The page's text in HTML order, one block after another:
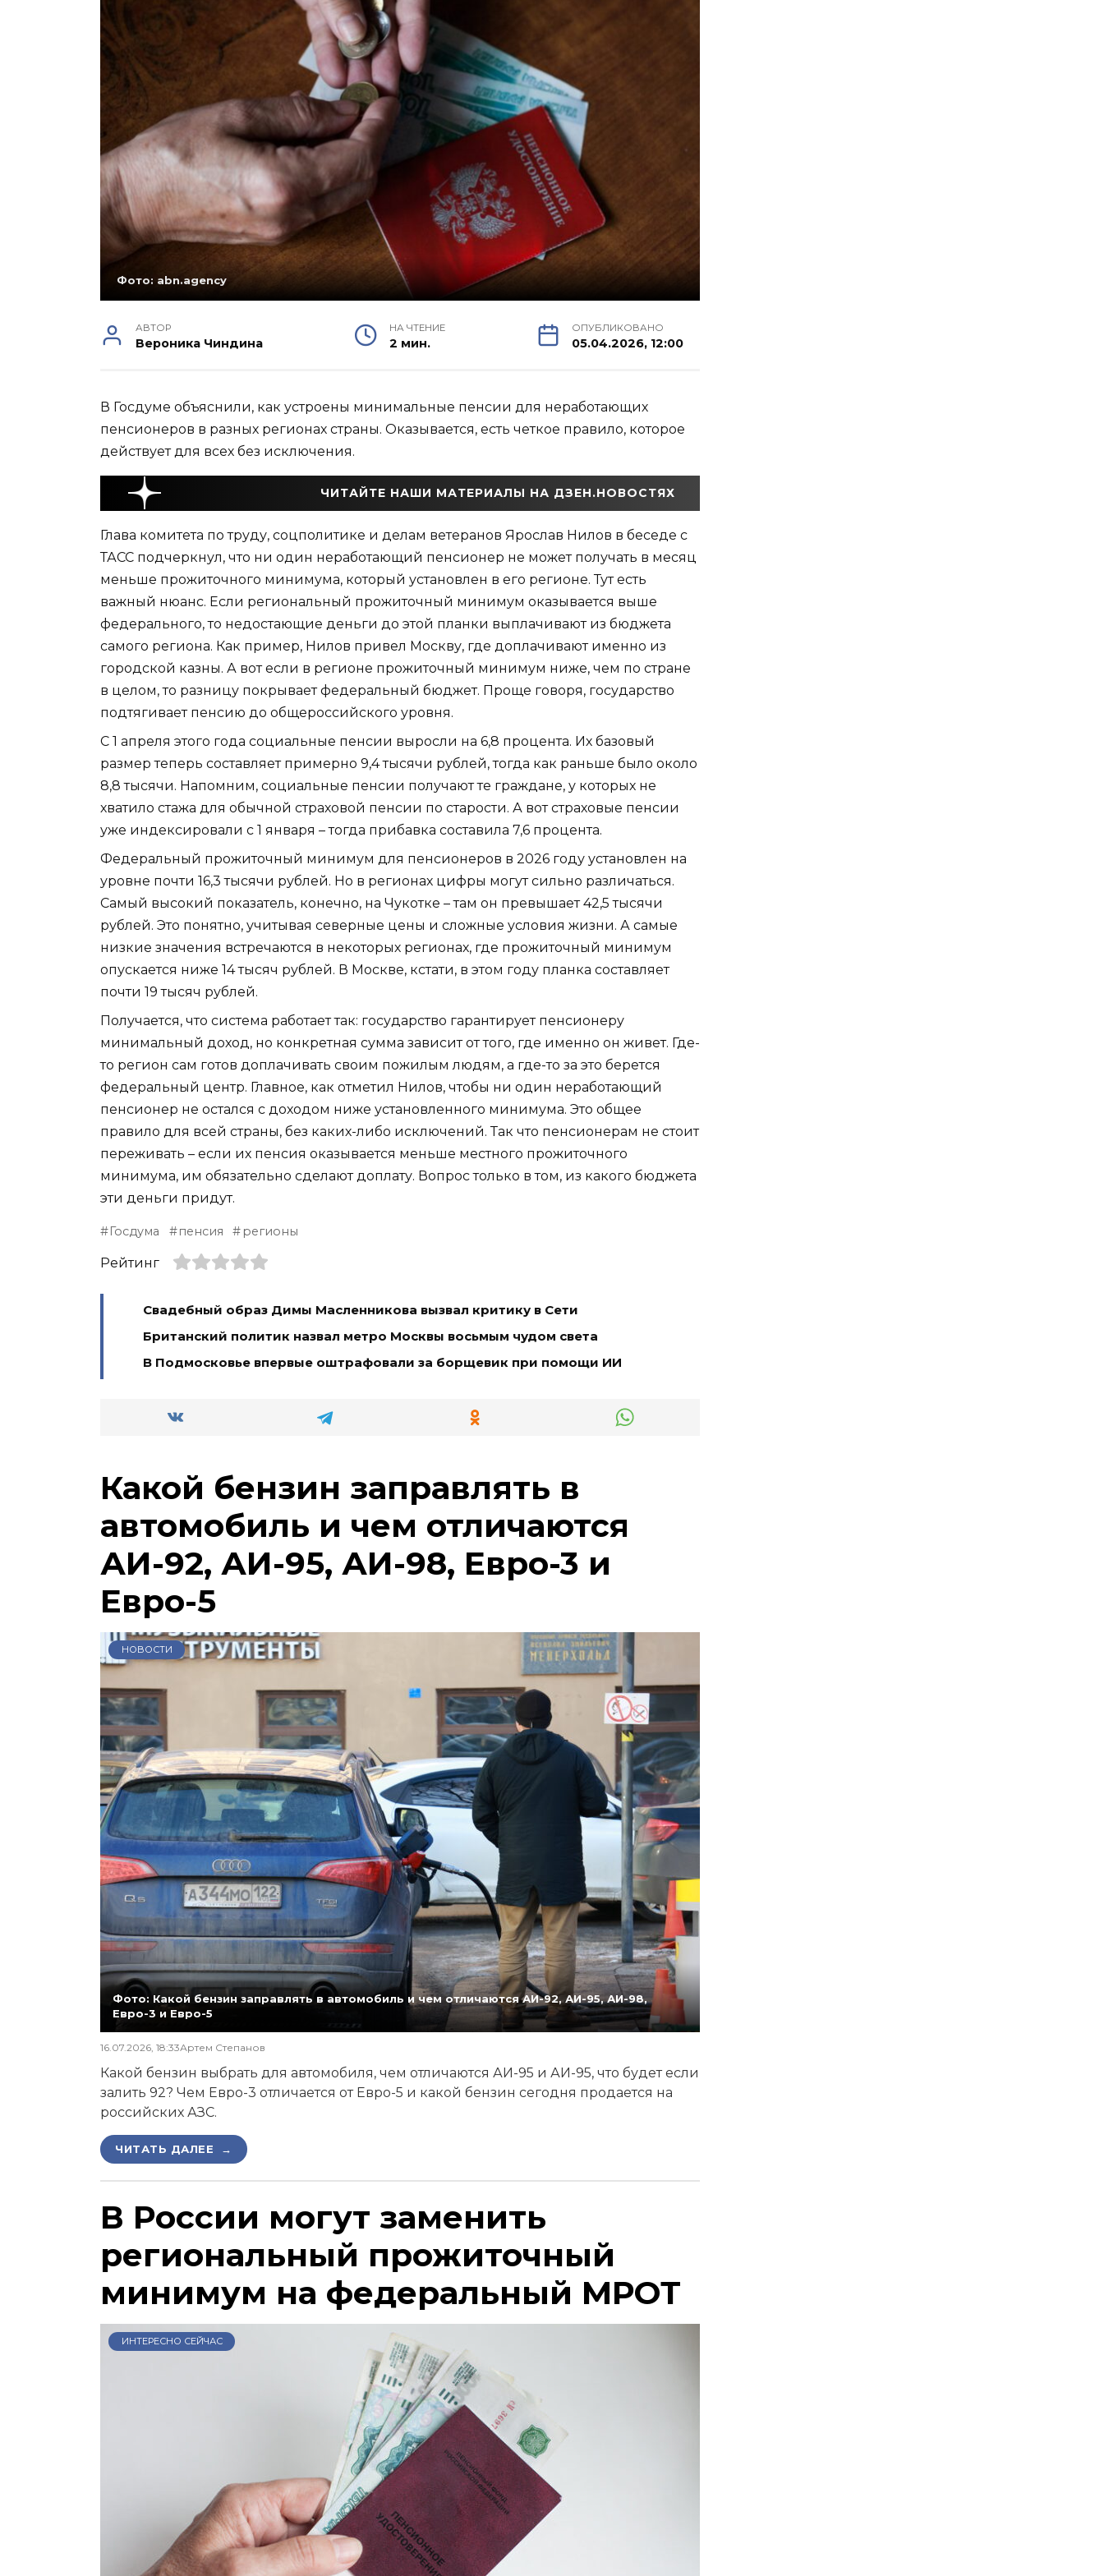
Фото: abn.agency
АВТОР
Вероника Чиндина
НА ЧТЕНИЕ
2 мин.
ОПУБЛИКОВАНО
05.04.2026, 12:00
В Госдуме объяснили, как устроены минимальные пенсии для неработающих
пенсионеров в разных регионах страны. Оказывается, есть четкое правило, которое
действует для всех без исключения.
ЧИТАЙТЕ НАШИ МАТЕРИАЛЫ НА ДЗЕН.НОВОСТЯХ
Глава комитета по труду, соцполитике и делам ветеранов Ярослав Нилов в беседе с
ТАСС подчеркнул, что ни один неработающий пенсионер не может получать в месяц
меньше прожиточного минимума, который установлен в его регионе. Тут есть
важный нюанс. Если региональный прожиточный минимум оказывается выше
федерального, то недостающие деньги до этой планки выплачивают из бюджета
самого региона. Как пример, Нилов привел Москву, где доплачивают именно из
городской казны. А вот если в регионе прожиточный минимум ниже, чем по стране
в целом, то разницу покрывает федеральный бюджет. Проще говоря, государство
подтягивает пенсию до общероссийского уровня.
С 1 апреля этого года социальные пенсии выросли на 6,8 процента. Их базовый
размер теперь составляет примерно 9,4 тысячи рублей, тогда как раньше было около
8,8 тысячи. Напомним, социальные пенсии получают те граждане, у которых не
хватило стажа для обычной страховой пенсии по старости. А вот страховые пенсии
уже индексировали с 1 января – тогда прибавка составила 7,6 процента.
Федеральный прожиточный минимум для пенсионеров в 2026 году установлен на
уровне почти 16,3 тысячи рублей. Но в регионах цифры могут сильно различаться.
Самый высокий показатель, конечно, на Чукотке – там он превышает 42,5 тысячи
рублей. Это понятно, учитывая северные цены и сложные условия жизни. А самые
низкие значения встречаются в некоторых регионах, где прожиточный минимум
опускается ниже 14 тысяч рублей. В Москве, кстати, в этом году планка составляет
почти 19 тысяч рублей.
Получается, что система работает так: государство гарантирует пенсионеру
минимальный доход, но конкретная сумма зависит от того, где именно он живет. Где-
то регион сам готов доплачивать своим пожилым людям, а где-то за это берется
федеральный центр. Главное, как отметил Нилов, чтобы ни один неработающий
пенсионер не остался с доходом ниже установленного минимума. Это общее
правило для всей страны, без каких-либо исключений. Так что пенсионерам не стоит
переживать – если их пенсия оказывается меньше местного прожиточного
минимума, им обязательно сделают доплату. Вопрос только в том, из какого бюджета
эти деньги придут.
Госдума пенсия регионы
Рейтинг
Свадебный образ Димы Масленникова вызвал критику в Сети
Британский политик назвал метро Москвы восьмым чудом света
В Подмосковье впервые оштрафовали за борщевик при помощи ИИ
Какой бензин заправлять в
автомобиль и чем отличаются
АИ-92, АИ-95, АИ-98, Евро-3 и
Евро-5
НОВОСТИ
Фото: Какой бензин заправлять в автомобиль и чем отличаются АИ-92, АИ-95, АИ-98,
Евро-3 и Евро-5
16.07.2026, 18:33Артем Степанов
Какой бензин выбрать для автомобиля, чем отличаются АИ-95 и АИ-95, что будет если
залить 92? Чем Евро-3 отличается от Евро-5 и какой бензин сегодня продается на
российских АЗС.
ЧИТАТЬ ДАЛЕЕ →
В России могут заменить
региональный прожиточный
минимум на федеральный МРОТ
ИНТЕРЕСНО СЕЙЧАС